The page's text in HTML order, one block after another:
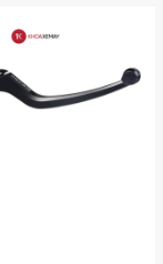
– PKL
bóp côn
mẽ và thời trang